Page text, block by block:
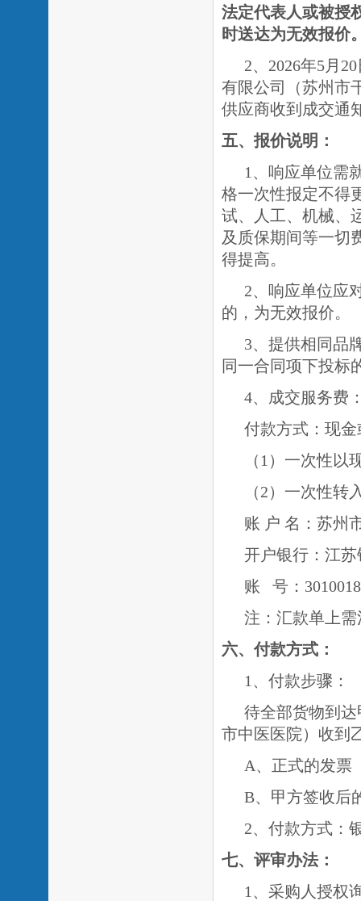
法定代表人或被授
时送达为无效报价
2、2026年5月
有限公司（苏州市
供应商收到成交通
五、报价说明：
1、响应单位需
格一次性报定不得
试、人工、机械、
及质保期间等一切
得提高。
2、响应单位应
的，为无效报价。
3、提供相同品
同一合同项下投标
4、成交服务费
付款方式：现金
（ 1）一次性以
（2）一次性转
账 户 名：苏州
开户银行：江
账
号：
注：汇款单上
六、付款方式：
1、付款步骤：
待全部货物到
市中医医院）收到
A、正式的发票
B、甲方签收后
2、付款方式：
七、评审办法：
1、采购人授权